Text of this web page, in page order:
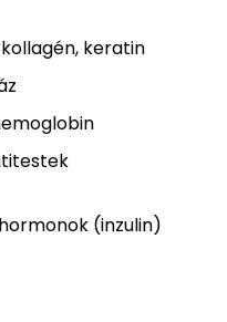
keratin
(inzulin)